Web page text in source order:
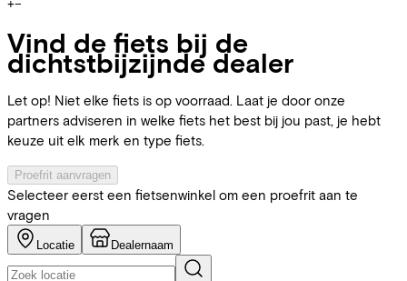
+−
Vind de fiets bij de
dichtstbijzijnde dealer
Let op! Niet elke fiets is op voorraad. Laat je door onze
partners adviseren in welke fiets het best bij jou past, je hebt
keuze uit elk merk en type fiets.
Proefrit aanvragen
Selecteer eerst een fietsenwinkel om een proefrit aan te
vragen
Locatie Dealernaam